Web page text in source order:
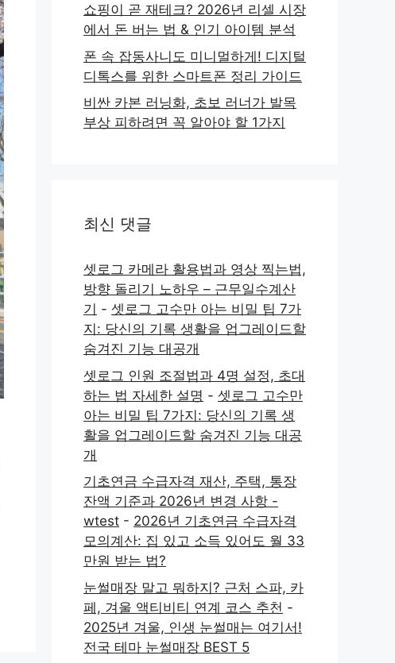
쇼핑이 곧 재테크? 2026년 리셀 시장
에서 돈 버는 법 & 인기 아이템 분석
폰 속 잡동사니도 미니멀하게! 디지털
디톡스를 위한 스마트폰 정리 가이드
비싼 카본 러닝화, 초보 러너가 발목
부상 피하려면 꼭 알아야 할 1가지
최신 댓글
셋로그 카메라 활용법과 영상 찍는법,
방향 돌리기 노하우 – 근무일수계산
기 - 셋로그 고수만 아는 비밀 팁 7가
지: 당신의 기록 생활을 업그레이드할
숨겨진 기능 대공개
셋로그 인원 조절법과 4명 설정, 초대
하는 법 자세한 설명 - 셋로그 고수만
아는 비밀 팁 7가지: 당신의 기록 생
활을 업그레이드할 숨겨진 기능 대공
개
기초연금 수급자격 재산, 주택, 통장
잔액 기준과 2026년 변경 사항 -
wtest - 2026년 기초연금 수급자격
모의계산: 집 있고 소득 있어도 월 33
만원 받는 법?
눈썰매장 말고 뭐하지? 근처 스파, 카
페, 겨울 액티비티 연계 코스 추천 -
2025년 겨울, 인생 눈썰매는 여기서!
전국 테마 눈썰매장 BEST 5